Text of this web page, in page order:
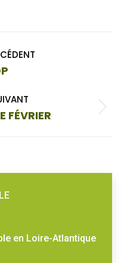
FÉVRIER
en Loire-Atlantique